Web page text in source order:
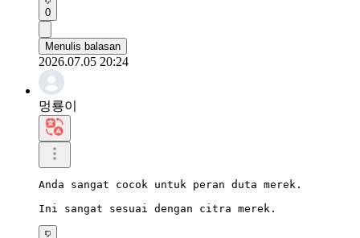
0
Menulis balasan
2026.07.05 20:24
멍룡이
Anda sangat cocok untuk peran duta merek.
Ini sangat sesuai dengan citra merek.